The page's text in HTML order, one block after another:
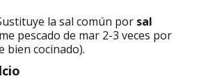
la sal común por sal
pescado de mar 2-3 veces por
bien cocinado).